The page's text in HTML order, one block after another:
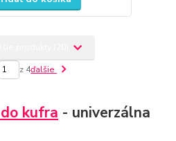
z 4ďalšie
kufra - univerzálna